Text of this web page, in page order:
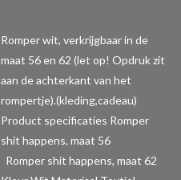
Romper wit, verkrijgbaar in de
maat 56 en 62 (let op! Opdruk zit
aan de achterkant van het
rompertje).(kleding,cadeau)
Product specificaties Romper
shit happens, maat 56
Romper shit happens, maat 62